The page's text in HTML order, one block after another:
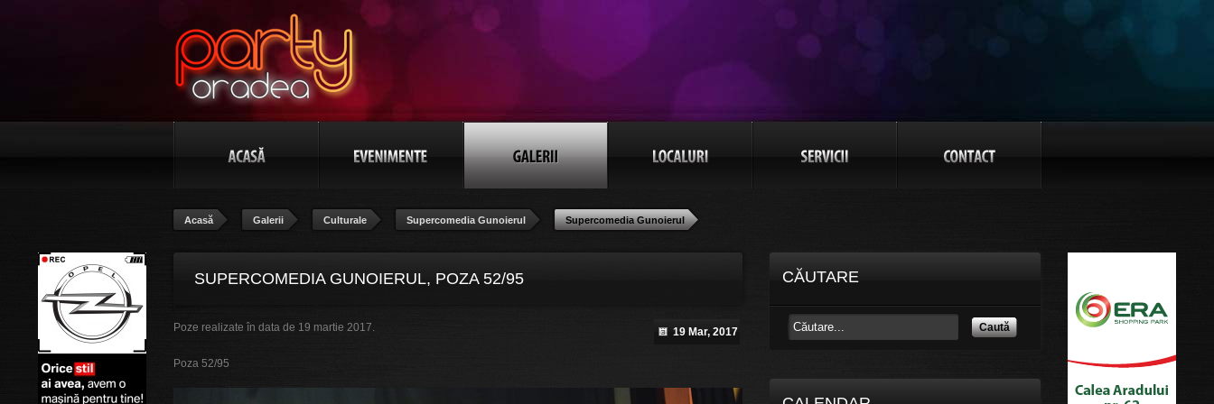
Acasă Galerii Culturale Supercomedia Gunoierul Supercomedia Gunoierul
SUPERCOMEDIA GUNOIERUL, POZA 52/95
19 Mar, 2017
Poze realizate în data de 19 martie 2017.
Poza 52/95
CĂUTARE
Caută